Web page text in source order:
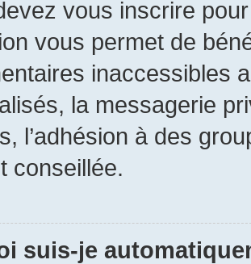
vous inscrire
vous permet de
inaccessibles
la messagerie
l’adhésion à des
conseillée.
suis-je